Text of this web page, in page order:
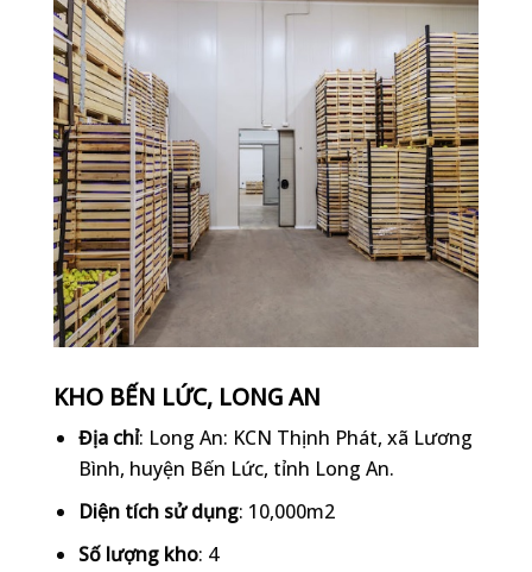
KHO BẾN LỨC, LONG AN
Địa chỉ: Long An: KCN Thịnh Phát, xã Lương
Bình, huyện Bến Lức, tỉnh Long An.
Diện tích sử dụng: 10,000m2
Số lượng kho: 4